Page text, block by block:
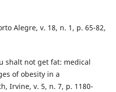
Alegre, v. 18, n. 1, p. 65-82,
shalt not get fat: medical
of obesity in a
Irvine, v. 5, n. 7, p. 1180-